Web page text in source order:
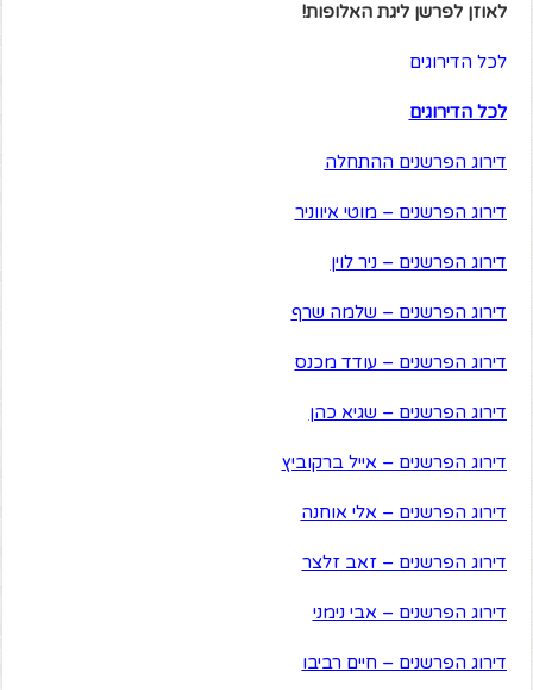
לאוזן לפרשן ליגת האלופות!
לכל הדירוגים
לכל הדירוגים
דירוג הפרשנים ההתחלה
דירוג הפרשנים – מוטי איווניר
דירוג הפרשנים – ניר לוין
דירוג הפרשנים – שלמה שרף
דירוג הפרשנים – עודד מכנס
דירוג הפרשנים – שגיא כהן
דירוג הפרשנים – אייל ברקוביץ
דירוג הפרשנים – אלי אוחנה
דירוג הפרשנים – זאב זלצר
דירוג הפרשנים – אבי נימני
דירוג הפרשנים – חיים רביבו